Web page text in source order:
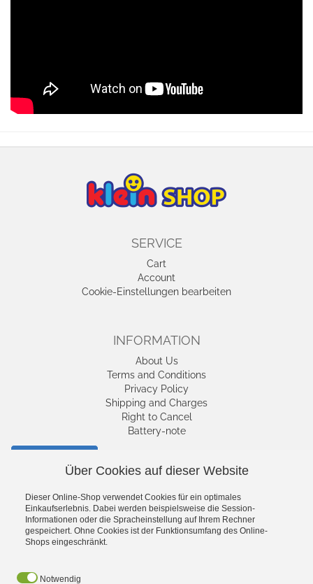
SERVICE
Cart
Account
Cookie-Einstellungen bearbeiten
INFORMATION
About Us
Terms and Conditions
Privacy Policy
Shipping and Charges
Right to Cancel
Battery-note
SHIPPING AND
CHARGES
Über Cookies auf dieser Website
Dieser Online-Shop verwendet Cookies für ein optimales
Einkaufserlebnis. Dabei werden beispielsweise die Session-
Informationen oder die Spracheinstellung auf Ihrem Rechner
gespeichert. Ohne Cookies ist der Funktionsumfang des Online-
Shops eingeschränkt.
Notwendig